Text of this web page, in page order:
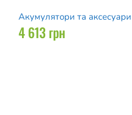
Акумулятори та аксесуари
4 613 грн